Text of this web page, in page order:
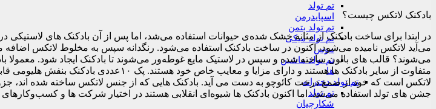
تم تولد
اسپایدرمن
تم تولد بتمن
تم تولد میکی
موس
تم تولد ماشین
ها
تم تولد دخترانه
تم تولد
شکارچیان
بادکنک لاتکس چیست؟
در ابتدا برای ساخت بادکنک از مثانه خشک شده‌ی حیوانات استفاده می‌شد، اما پس از آن بادکنک های لاستیکی در سال
می‌آید لاتکس نامیده می‌شود، اکنون در ساخت بادکنک استفاده می‌شود. رنگدانه سپس به مخلوط لاتکس
می‌شوند؟ قالب های بالون ساخته شده و سپس در لاستیک مایع غوطه‌ور می‌شوند تا بادکنک ایجاد شود. معمولا
متفاوت از سایر بادکنک ها هستند و دارای
لاتکس است که خود از صمغ درخت کائوچو به دست می آید. بادکنک هایی که از جنس لاتکس ساخته شده اند، جزو
جشن های تولد استفاده می‌شد. اما اکنون بادکنک ها شیوه‌ای انقلابی هستند در اختیار شرکت ها و